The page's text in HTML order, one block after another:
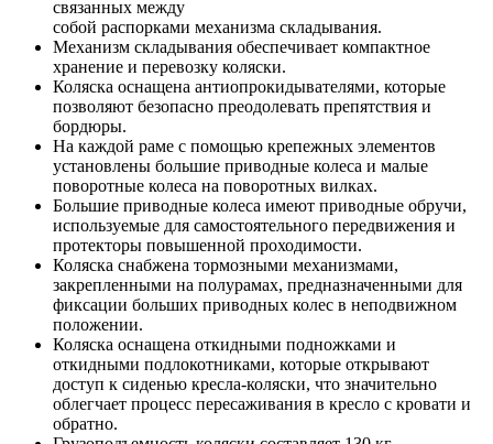
связанных между
собой распорками механизма складывания.
Механизм складывания обеспечивает компактное
хранение и перевозку коляски.
Коляска оснащена антиопрокидывателями, которые
позволяют безопасно преодолевать препятствия и
бордюры.
На каждой раме с помощью крепежных элементов
установлены большие приводные колеса и малые
поворотные колеса на поворотных вилках.
Большие приводные колеса имеют приводные обручи,
используемые для самостоятельного передвижения и
протекторы повышенной проходимости.
Коляска снабжена тормозными механизмами,
закрепленными на полурамах, предназначенными для
фиксации больших приводных колес в неподвижном
положении.
Коляска оснащена откидными подножками и
откидными подлокотниками, которые открывают
доступ к сиденью кресла-коляски, что значительно
облегчает процесс пересаживания в кресло с кровати и
обратно.